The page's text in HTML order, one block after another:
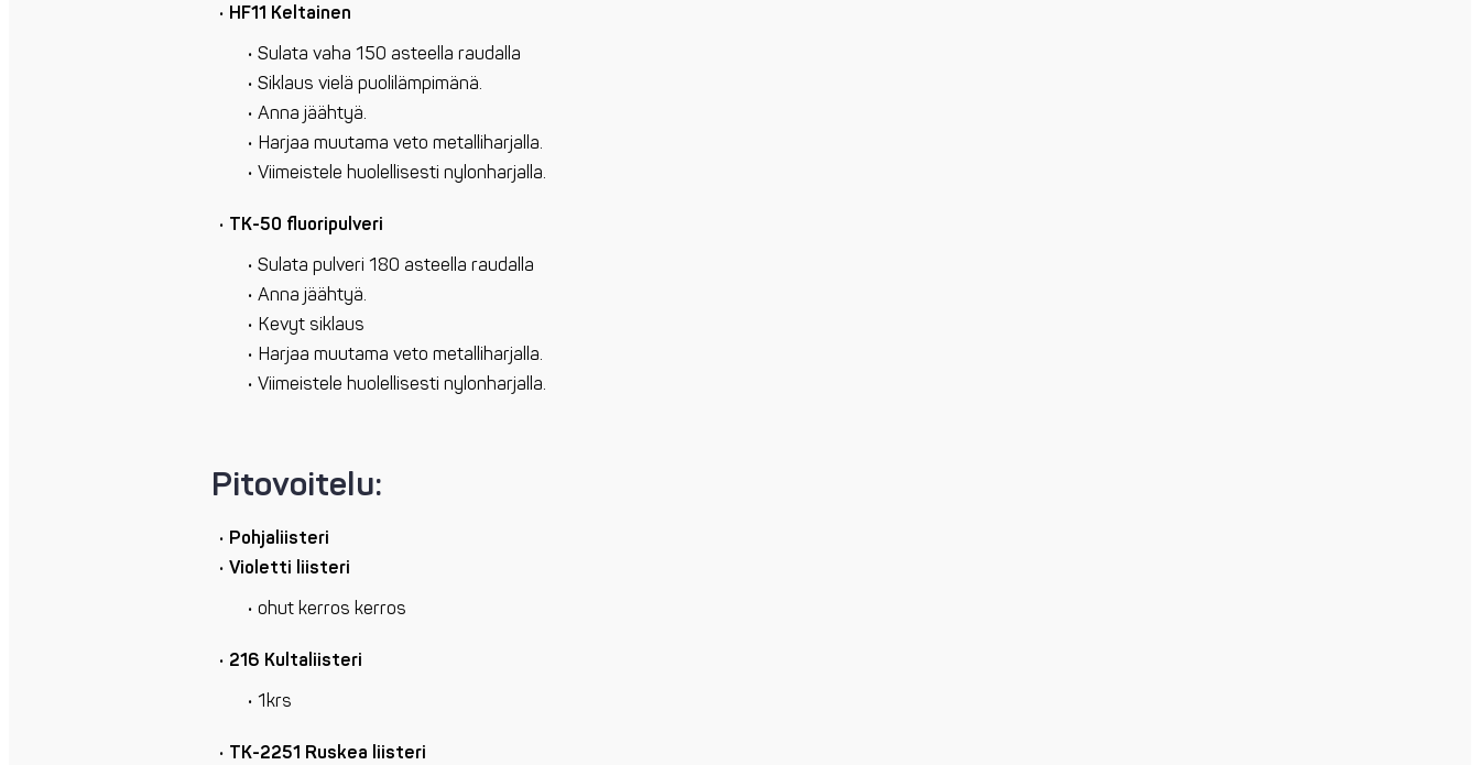
HF11 Keltainen
Sulata vaha 150 asteella raudalla
Siklaus vielä puolilämpimänä.
Anna jäähtyä.
Harjaa muutama veto metalliharjalla.
Viimeistele huolellisesti nylonharjalla.
TK-50 fluoripulveri
Sulata pulveri 180 asteella raudalla
Anna jäähtyä.
Kevyt siklaus
Harjaa muutama veto metalliharjalla.
Viimeistele huolellisesti nylonharjalla.
Pitovoitelu:
Pohjaliisteri
Violetti liisteri
ohut kerros kerros
216 Kultaliisteri
1krs
TK-2251 Ruskea liisteri